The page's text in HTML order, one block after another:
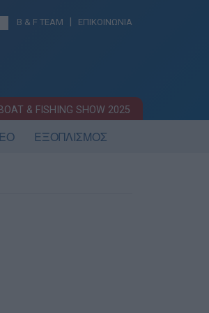
B & F TEAM ΕΠΙΚΟΙΝΩΝΙΑ
BOAT & FISHING SHOW 2025
ΕΞΟΠΛΙΣΜΟΣ